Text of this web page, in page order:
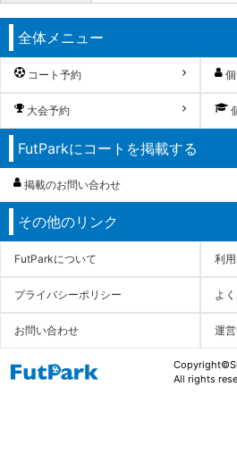
全体メニュー
コート予約
大会予約
FutParkにコートを掲載する
掲載のお問い合わせ
その他のリンク
FutParkについて 利
プライバシーポリシー よ
お問い合わせ 運
All rights